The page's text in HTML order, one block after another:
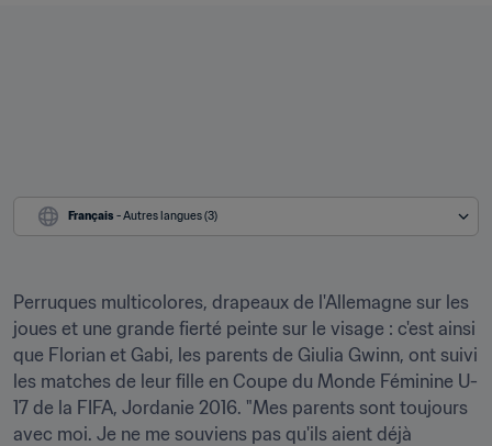
Français - Autres langues (3)
Perruques multicolores, drapeaux de l'Allemagne sur les
joues et une grande fierté peinte sur le visage : c'est ainsi
que Florian et Gabi, les parents de Giulia Gwinn, ont suivi
les matches de leur fille en Coupe du Monde Féminine U-
17 de la FIFA, Jordanie 2016. "Mes parents sont toujours
avec moi. Je ne me souviens pas qu'ils aient déjà